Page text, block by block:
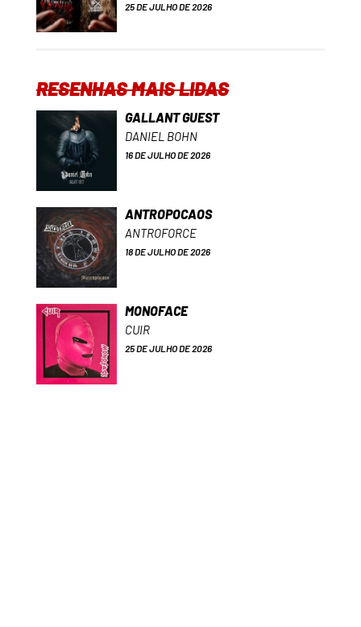
25 DE JULHO DE 2026
RESENHAS MAIS LIDAS
GALLANT GUEST
DANIEL BOHN
16 DE JULHO DE 2026
ANTROPOCAOS
ANTROFORCE
18 DE JULHO DE 2026
MONOFACE
CUIR
25 DE JULHO DE 2026